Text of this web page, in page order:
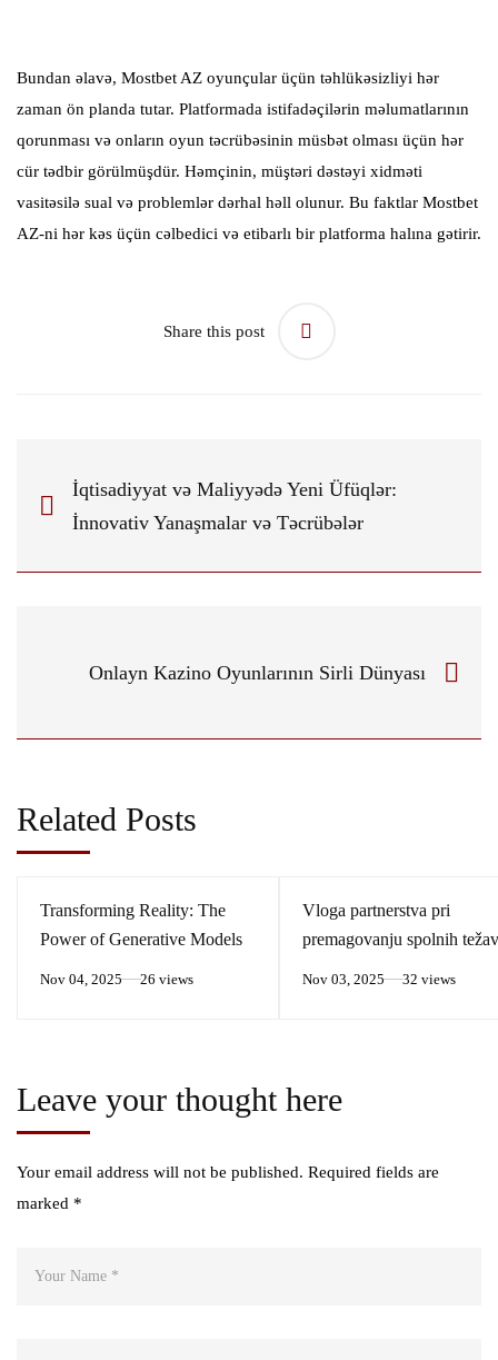
Bundan əlavə, Mostbet AZ oyunçular üçün təhlükəsizliyi hər
zaman ön planda tutar. Platformada istifadəçilərin məlumatlarının
qorunması və onların oyun təcrübəsinin müsbət olması üçün hər
cür tədbir görülmüşdür. Həmçinin, müştəri dəstəyi xidməti
vasitəsilə sual və problemlər dərhal həll olunur. Bu faktlar Mostbet
AZ-ni hər kəs üçün cəlbedici və etibarlı bir platforma halına gətirir.
Share this post
İqtisadiyyat və Maliyyədə Yeni Üfüqlər:
İnnovativ Yanaşmalar və Təcrübələr
Onlayn Kazino Oyunlarının Sirli Dünyası
Related Posts
Transforming Reality: The
Power of Generative Models
Nov 04, 2025 26 views
Vloga partnerstva pri
premagovanju spolnih težav
Nov 03, 2025 32 views
Leave your thought here
Your email address will not be published. Required fields are
marked *